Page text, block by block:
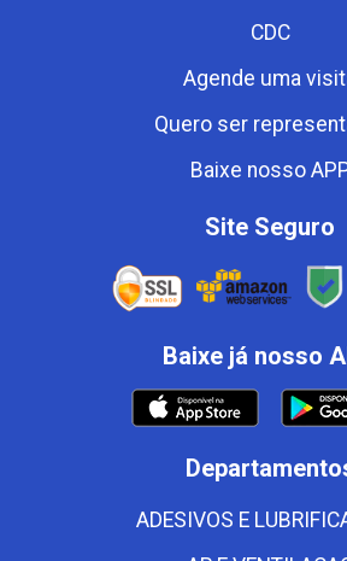
CDC
Agende uma
Quero ser
Baixe nosso
Site Seguro
Baixe já nosso
ADESIVOS E